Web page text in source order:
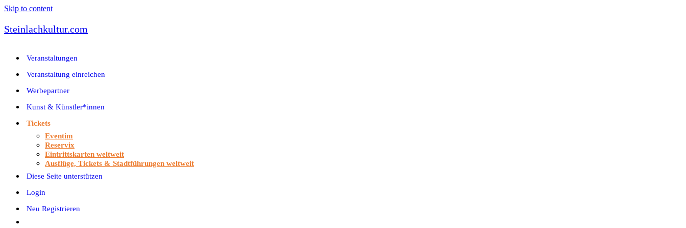
Skip to content
Steinlachkultur.com
Veranstaltungen
Veranstaltung einreichen
Werbepartner
Kunst & Künstler*innen
Tickets
Eventim
Reservix
Eintrittskarten weltweit
Ausflüge, Tickets & Stadtführungen weltweit
Diese Seite unterstützen
Login
Neu Registrieren